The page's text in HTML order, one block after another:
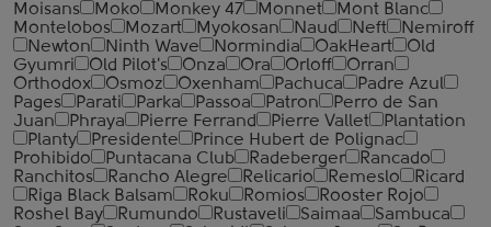
Moisans
Moko Monkey 47 Monnet
Mont Blanc
Montelobos
Mozart Myokosan Naud Neft
Nemiroff
Newton
Ninth Wave Normindia OakHeart
Old
Gyumri
Old Pilot's Onza Ora Orloff
Orran
Orthodox
Osmoz Oxenham Pachuca
Padre Azul
Pages
Parati Parka Passoa Patron
Perro de San
Juan
Phraya Pierre Ferrand Pierre Vallet
Plantation
Planty
Presidente
Prince Hubert de Polignac
Prohibido
Puntacana Club Radeberger
Rancado
Ranchitos
Rancho Alegre Relicario Remeslo
Ricard
Riga Black Balsam
Roku Romios
Rooster Rojo
Roshel Bay
Rumundo Rustaveli Saimaa
Sambuca